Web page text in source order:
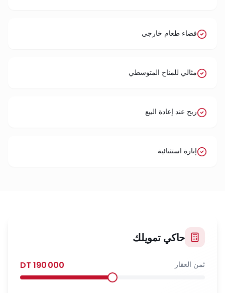
فضاء طعام خارجي
مثالي للمناخ المتوسطي
ربح عند إعادة البيع
إنارة استثنائية
حاكي تمويلك
ثمن العقار 190 000